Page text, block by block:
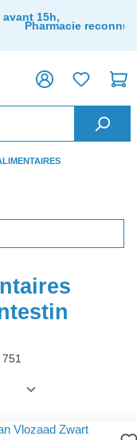
15h,
Pharmacie reconnue